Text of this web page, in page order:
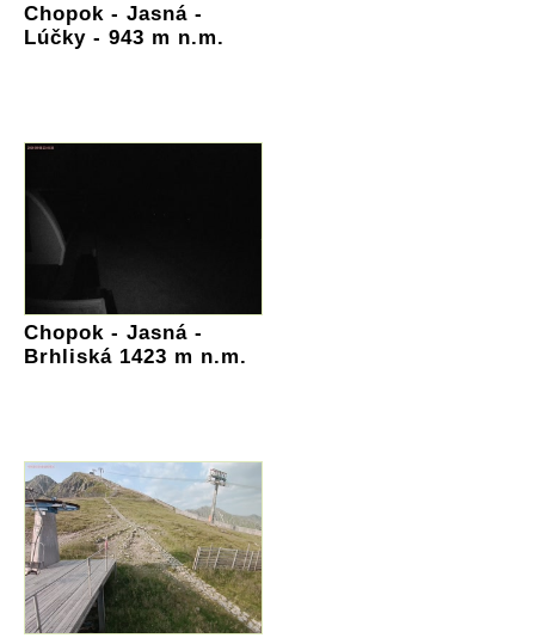
Chopok - Jasná -
Lúčky - 943 m n.m.
Chopok - Jasná -
Brhliská 1423 m n.m.